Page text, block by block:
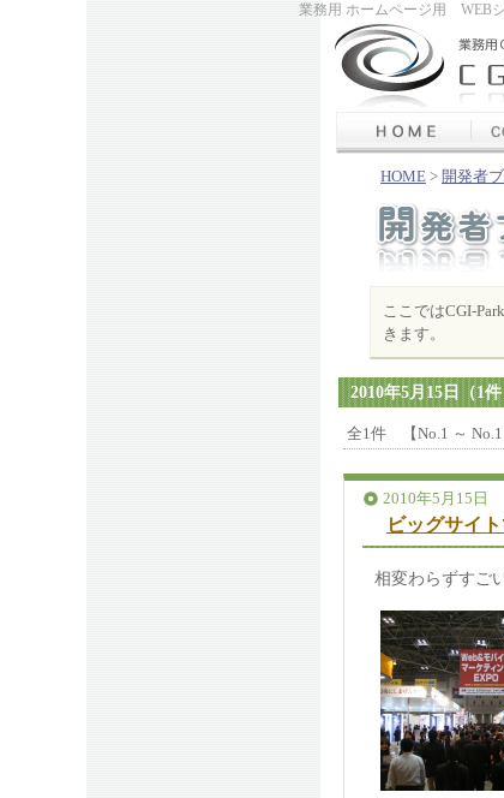
業務用 ホームページ用 WEB
HOME > 開発者
ここではCGI-
きます。
2010年5月15日（1
全1件 【No.1 ～ No.1
2010年5月15日
ビッグサイ
相変わらずすご